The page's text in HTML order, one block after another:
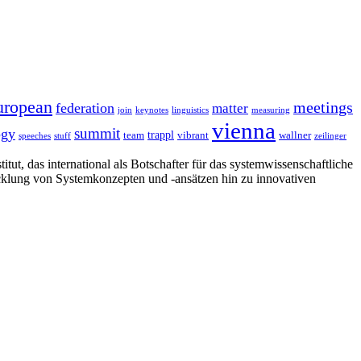
federation join keynotes linguistics matter measuring meetings
speeches stuff summit team trappl vibrant vienna wallner zeilinger
das international als Botschafter für das systemwissenschaftliche
von Systemkonzepten und -ansätzen hin zu innovativen